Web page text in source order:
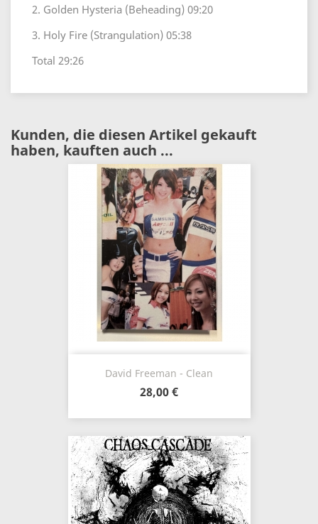
2. Golden Hysteria (Beheading) 09:20
3. Holy Fire (Strangulation) 05:38
Total 29:26
Kunden, die diesen Artikel gekauft
haben, kauften auch ...
David Freeman - Clean
28,00 €